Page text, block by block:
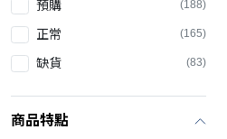
預購 (188)
正常 (165)
缺貨 (83)
商品特點